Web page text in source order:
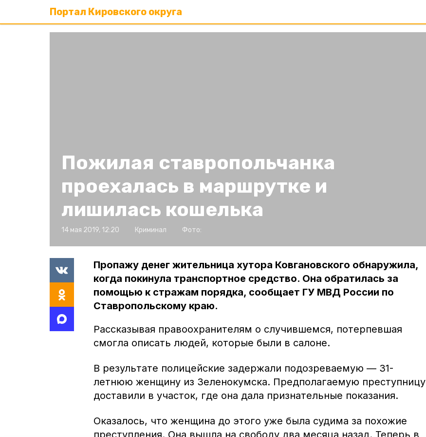
Портал Кировского округа
Пожилая ставропольчанка
проехалась в маршрутке и
лишилась кошелька
14 мая 2019, 12:20 Криминал Фото:
Пропажу денег жительница хутора Ковгановского обнаружила,
когда покинула транспортное средство. Она обратилась за
помощью к стражам порядка, сообщает ГУ МВД России по
Ставропольскому краю.
Рассказывая правоохранителям о случившемся, потерпевшая
смогла описать людей, которые были в салоне.
В результате полицейские задержали подозреваемую — 31-
летнюю женщину из Зеленокумска. Предполагаемую преступницу
доставили в участок, где она дала признательные показания.
Оказалось, что женщина до этого уже была судима за похожие
преступления. Она вышла на свободу два месяца назад. Теперь в